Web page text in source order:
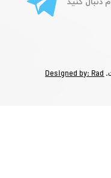
Designed by: Rad